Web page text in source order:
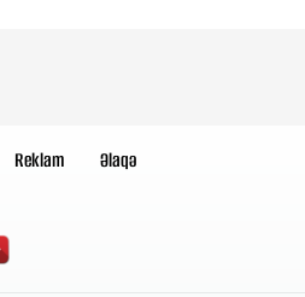
Reklam
Əlaqə